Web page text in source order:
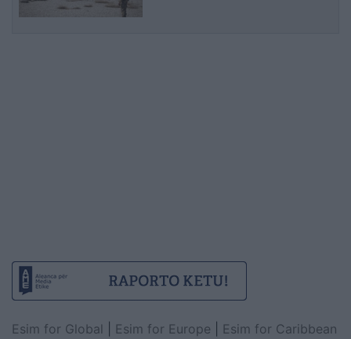
Esim for Global Esim for Europe
Esim for Caribbean